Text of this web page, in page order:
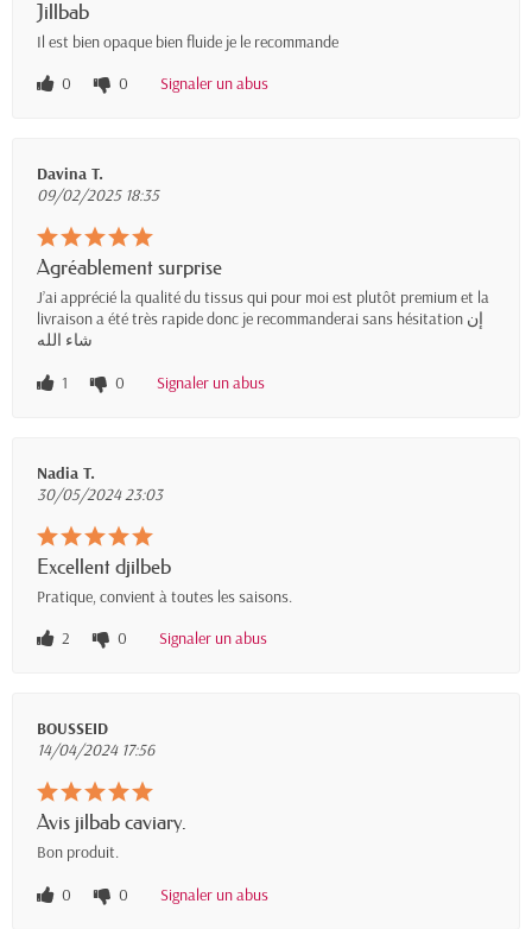
Jillbab
Il est bien opaque bien fluide je le recommande
0
0 Signaler un abus
Davina T.
09/02/2025 18:35
Agréablement surprise
J’ai apprécié la qualité du tissus qui pour moi est plutôt premium et la
livraison a été très rapide donc je recommanderai sans hésitation إن
شاء الله
1
0 Signaler un abus
Nadia T.
30/05/2024 23:03
Excellent djilbeb
Pratique, convient à toutes les saisons.
2
0 Signaler un abus
BOUSSEID
14/04/2024 17:56
Avis jilbab caviary.
Bon produit.
0
0 Signaler un abus